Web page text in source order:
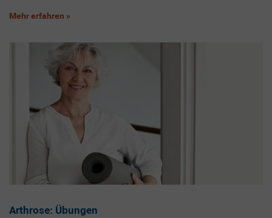
Mehr erfahren
Arthrose: Übungen